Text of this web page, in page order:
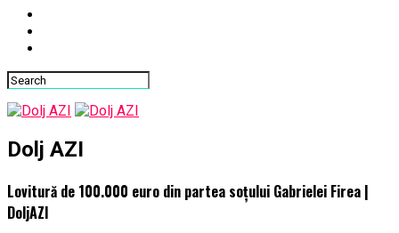
Dolj AZI
Lovitură de 100.000 euro din partea soțului Gabrielei Firea |
DoljAZI